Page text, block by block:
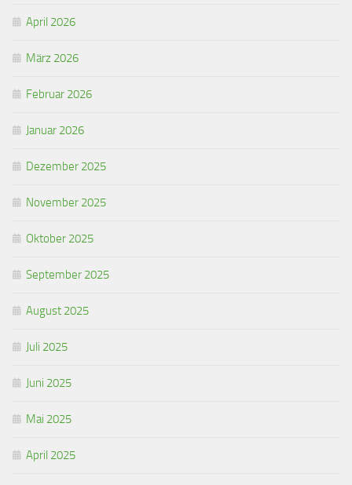
April 2026
März 2026
Februar 2026
Januar 2026
Dezember 2025
November 2025
Oktober 2025
September 2025
August 2025
Juli 2025
Juni 2025
Mai 2025
April 2025